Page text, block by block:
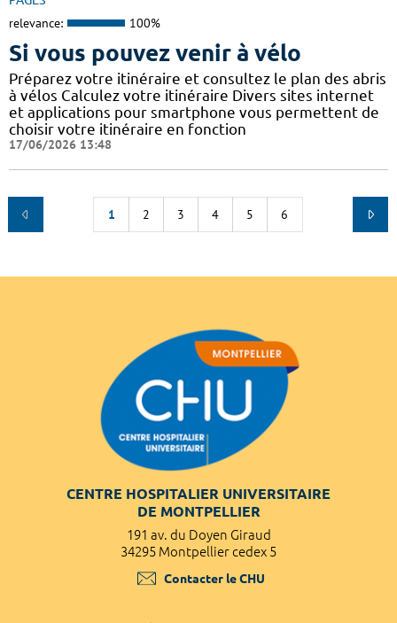
relevance: 100%
Si vous pouvez venir à vélo
Préparez votre itinéraire et consultez le plan des abris
à vélos Calculez votre itinéraire Divers sites internet
et applications pour smartphone vous permettent de
choisir votre itinéraire en fonction
17/06/2026 13:48
1 2 3 4 5 6
CENTRE HOSPITALIER UNIVERSITAIRE
DE MONTPELLIER
191 av. du Doyen Giraud
34295 Montpellier cedex 5
Contacter le CHU